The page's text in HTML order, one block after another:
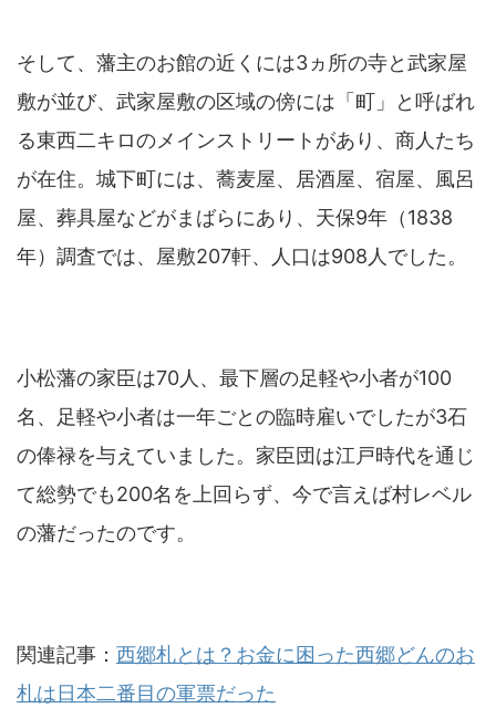
そして、藩主のお館の近くには3ヵ所の寺と武家屋
敷が並び、武家屋敷の区域の傍には「町」と呼ばれ
る東西二キロのメインストリートがあり、商人たち
が在住。城下町には、蕎麦屋、居酒屋、宿屋、風呂
屋、葬具屋などがまばらにあり、天保9年（1838
年）調査では、屋敷207軒、人口は908人でした。
小松藩の家臣は70人、最下層の足軽や小者が100
名、足軽や小者は一年ごとの臨時雇いでしたが3石
の俸禄を与えていました。家臣団は江戸時代を通じ
て総勢でも200名を上回らず、今で言えば村レベル
の藩だったのです。
関連記事： 西郷札とは？お金に困った西郷どんのお
札は日本二番目の軍票だった